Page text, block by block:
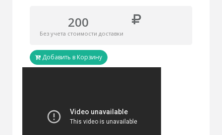
200
Без учета стоимости доставки
Добавить в Корзину